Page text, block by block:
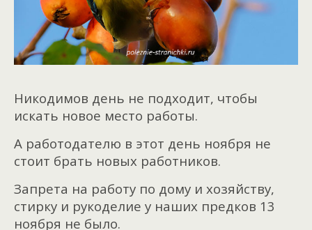
Никодимов день не подходит, чтобы
искать новое место работы.
А работодателю в этот день ноября не
стоит брать новых работников.
Запрета на работу по дому и хозяйству,
стирку и рукоделие у наших предков 13
ноября не было.